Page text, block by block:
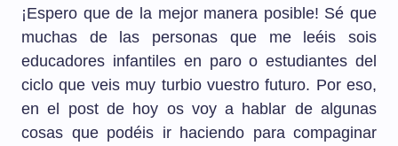
¡Espero que de la mejor manera posible! Sé que
muchas de las personas que me leéis sois
educadores infantiles en paro o estudiantes del
ciclo que veis muy turbio vuestro futuro. Por eso,
en el post de hoy os voy a hablar de algunas
cosas que podéis ir haciendo para compaginar